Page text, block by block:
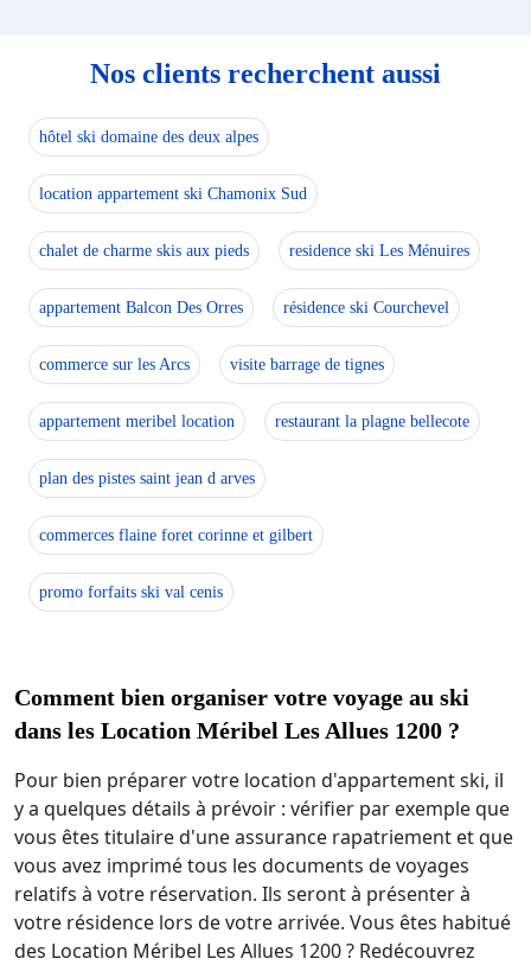
Nos clients recherchent aussi
hôtel ski domaine des deux alpes
location appartement ski Chamonix Sud
chalet de charme skis aux pieds residence ski Les Ménuires
appartement Balcon Des Orres résidence ski Courchevel
commerce sur les Arcs visite barrage de tignes
appartement meribel location restaurant la plagne bellecote
plan des pistes saint jean d arves
commerces flaine foret corinne et gilbert
promo forfaits ski val cenis
Comment bien organiser votre voyage au ski
dans les Location Méribel Les Allues 1200 ?
Pour bien préparer votre location d'appartement ski, il
y a quelques détails à prévoir : vérifier par exemple que
vous êtes titulaire d'une assurance rapatriement et que
vous avez imprimé tous les documents de voyages
relatifs à votre réservation. Ils seront à présenter à
votre résidence lors de votre arrivée. Vous êtes habitué
des Location Méribel Les Allues 1200 ? Redécouvrez